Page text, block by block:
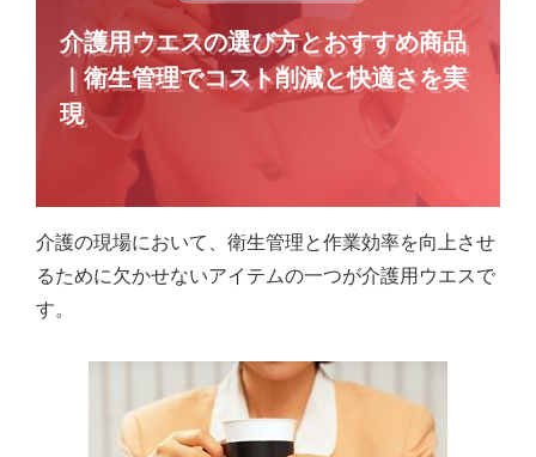
介護用ウエスの選び方とおすすめ商品
｜衛生管理でコスト削減と快適さを実
現
介護の現場において、衛生管理と作業効率を向上させ
るために欠かせないアイテムの一つが介護用ウエスで
す。